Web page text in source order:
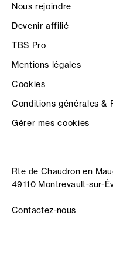
Nous rejoindre
Devenir affilié
TBS Pro
Mentions légales
Cookies
Conditions générales &
Gérer mes cookies
Rte de Chaudron en
49110 Montrevault-sur-
Contactez-nous